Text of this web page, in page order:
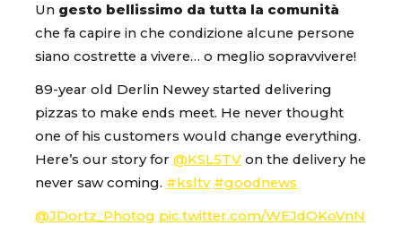
Un gesto bellissimo da tutta la comunità
che fa capire in che condizione alcune persone
siano costrette a vivere… o meglio sopravvivere!
89-year old Derlin Newey started delivering
pizzas to make ends meet. He never thought
one of his customers would change everything.
Here’s our story for @KSL5TV on the delivery he
never saw coming. #ksltv #goodnews
@JDortz_Photog pic.twitter.com/WEJdOKoVnN